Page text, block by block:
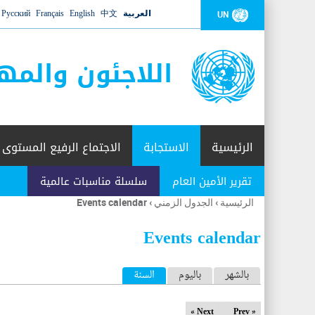
UN العربية 中文
English
Français
Русский
اللاجئون
الرئيسية الاستجابة
تقرير الأمين العام سلسلة مناسبات عالمية
الاجتماع الرفيع المستوى
أنت
هنا
الرئيسية › الجدول الزمني ›
Events calendar
Events calendar
ا
ل
بالشهر باليوم السنة (علامة التبويب النشطة)